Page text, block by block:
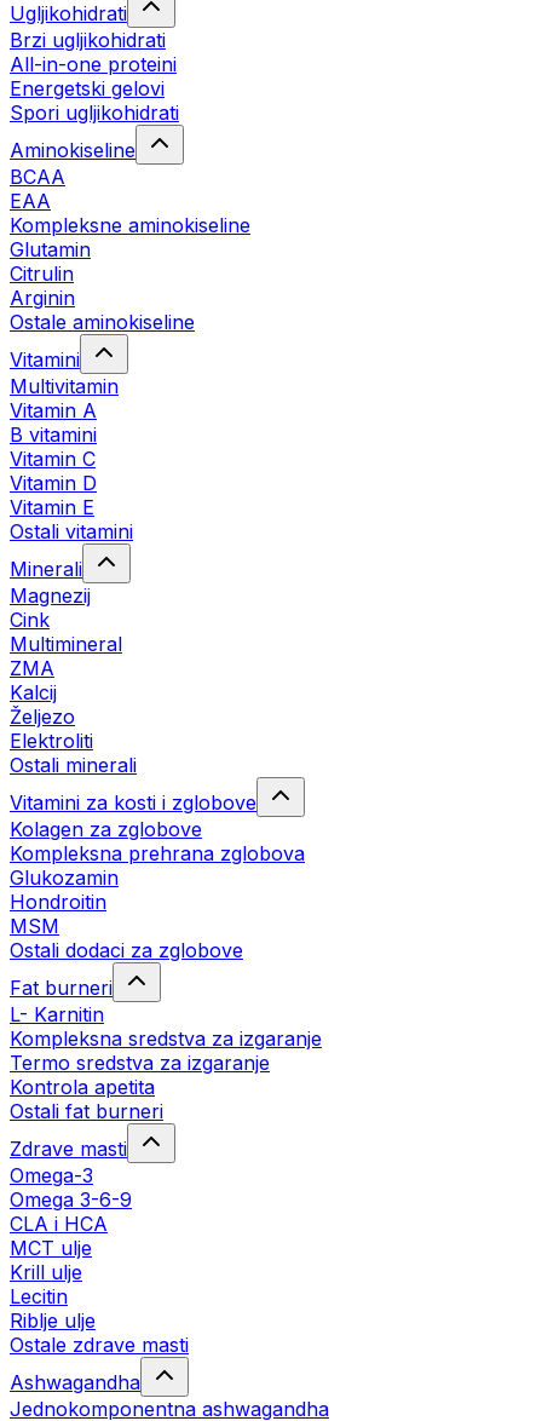
Ugljikohidrati
Brzi ugljikohidrati
All-in-one proteini
Energetski gelovi
Spori ugljikohidrati
Aminokiseline
BCAA
EAA
Kompleksne aminokiseline
Glutamin
Citrulin
Arginin
Ostale aminokiseline
Vitamini
Multivitamin
Vitamin A
B vitamini
Vitamin C
Vitamin D
Vitamin E
Ostali vitamini
Minerali
Magnezij
Cink
Multimineral
ZMA
Kalcij
Željezo
Elektroliti
Ostali minerali
Vitamini za kosti i zglobove
Kolagen za zglobove
Kompleksna prehrana zglobova
Glukozamin
Hondroitin
MSM
Ostali dodaci za zglobove
Fat burneri
L- Karnitin
Kompleksna sredstva za izgaranje
Termo sredstva za izgaranje
Kontrola apetita
Ostali fat burneri
Zdrave masti
Omega-3
Omega 3-6-9
CLA i HCA
MCT ulje
Krill ulje
Lecitin
Riblje ulje
Ostale zdrave masti
Ashwagandha
Jednokomponentna ashwagandha